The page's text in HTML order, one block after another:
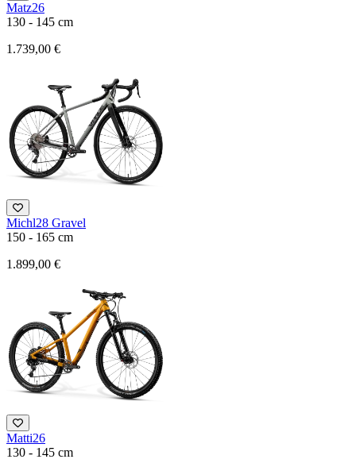
Matz26
130 - 145 cm
1.739,00 €
Michl28 Gravel
150 - 165 cm
1.899,00 €
Matti26
130 - 145 cm